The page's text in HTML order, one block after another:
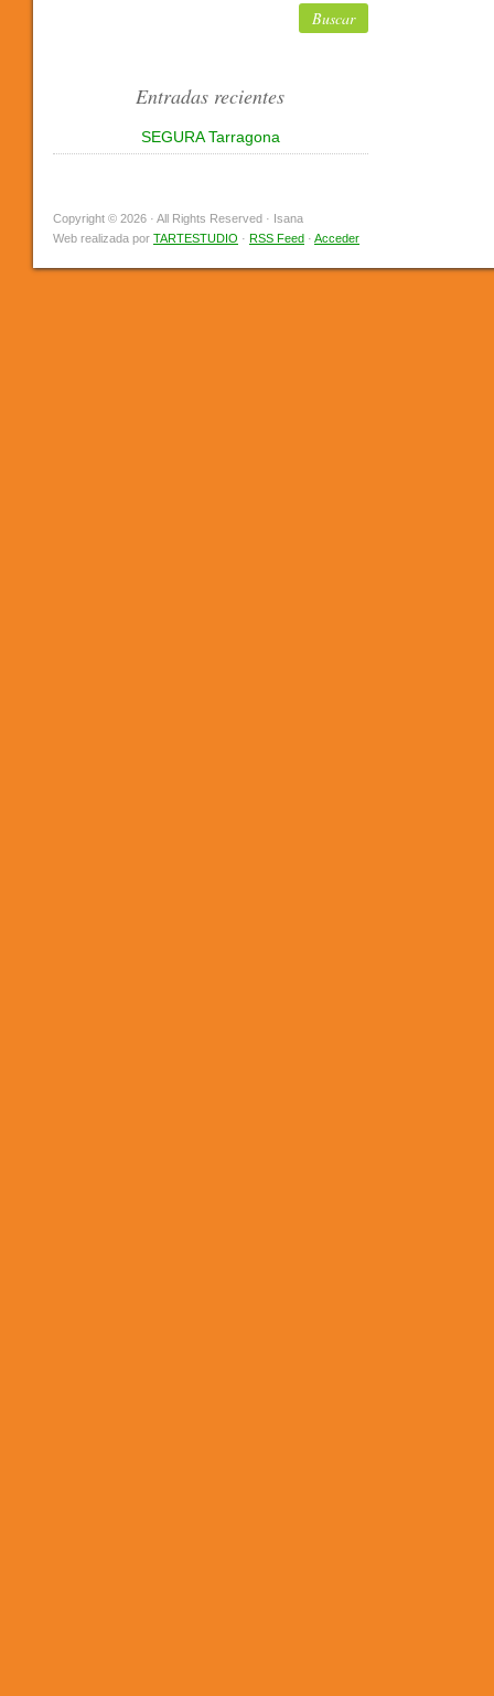
Entradas recientes
SEGURA Tarragona
Copyright © 2026 · All Rights Reserved · Isana
Web realizada por TARTESTUDIO · RSS Feed · Acceder